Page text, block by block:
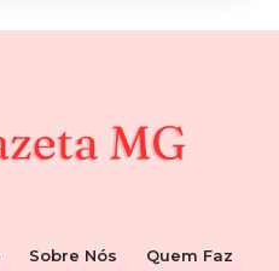
Sobre Nós Quem Faz